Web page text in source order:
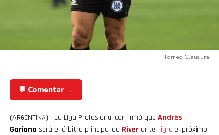
Torneo Clausura
💬 Comentar →
(ARGENTINA).- La Liga Profesional confirmó que Andrés
Gariano será el árbitro principal de River ante Tigre el próximo